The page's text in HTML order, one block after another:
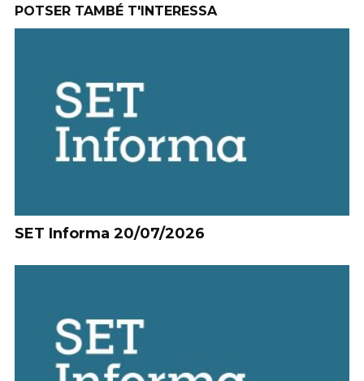
POTSER TAMBÉ T'INTERESSA
SET Informa 20/07/2026